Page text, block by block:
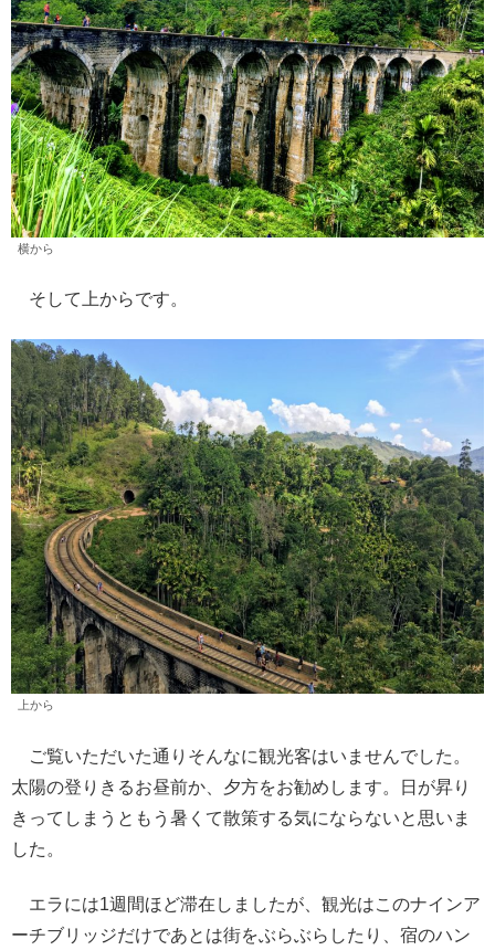
横から
そして上からです。
上から
ご覧いただいた通りそんなに観光客はいませんでした。
太陽の登りきるお昼前か、夕方をお勧めします。日が昇り
きってしまうともう暑くて散策する気にならないと思いま
した。
エラには1週間ほど滞在しましたが、観光はこのナインア
ーチブリッジだけであとは街をぶらぶらしたり、宿のハン